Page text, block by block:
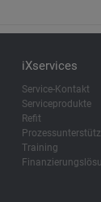
iXservices
Service-Kontakt
Serviceprodukte
Refit
Training